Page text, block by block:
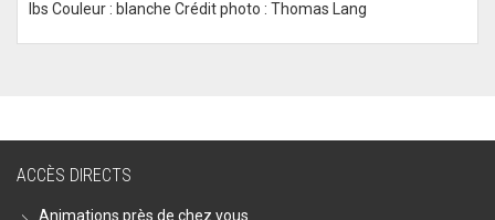
lbs Couleur : blanche Crédit photo : Thomas Lang
ACCÈS DIRECTS
Animations près de chez vous